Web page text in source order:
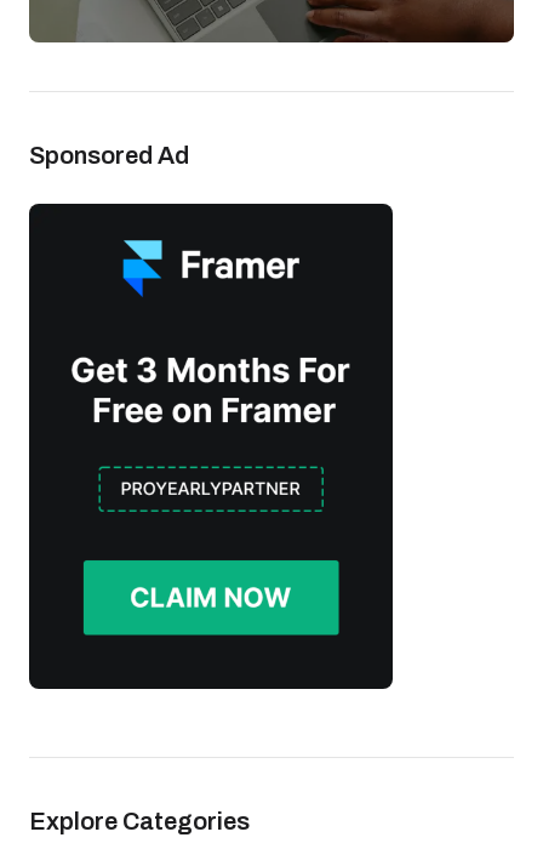
Sponsored Ad
Explore Categories